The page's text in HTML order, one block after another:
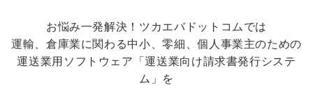
お悩み一発解決！ツカエバドットコムでは
運輸、倉庫業に関わる中小、零細、個人事業主のための
運送業用ソフトウェア「運送業向け請求書発行システ
ム」を